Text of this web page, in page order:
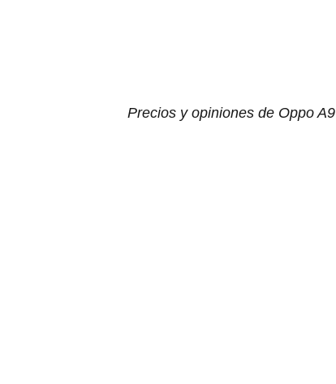
Precios y opiniones de Oppo A9